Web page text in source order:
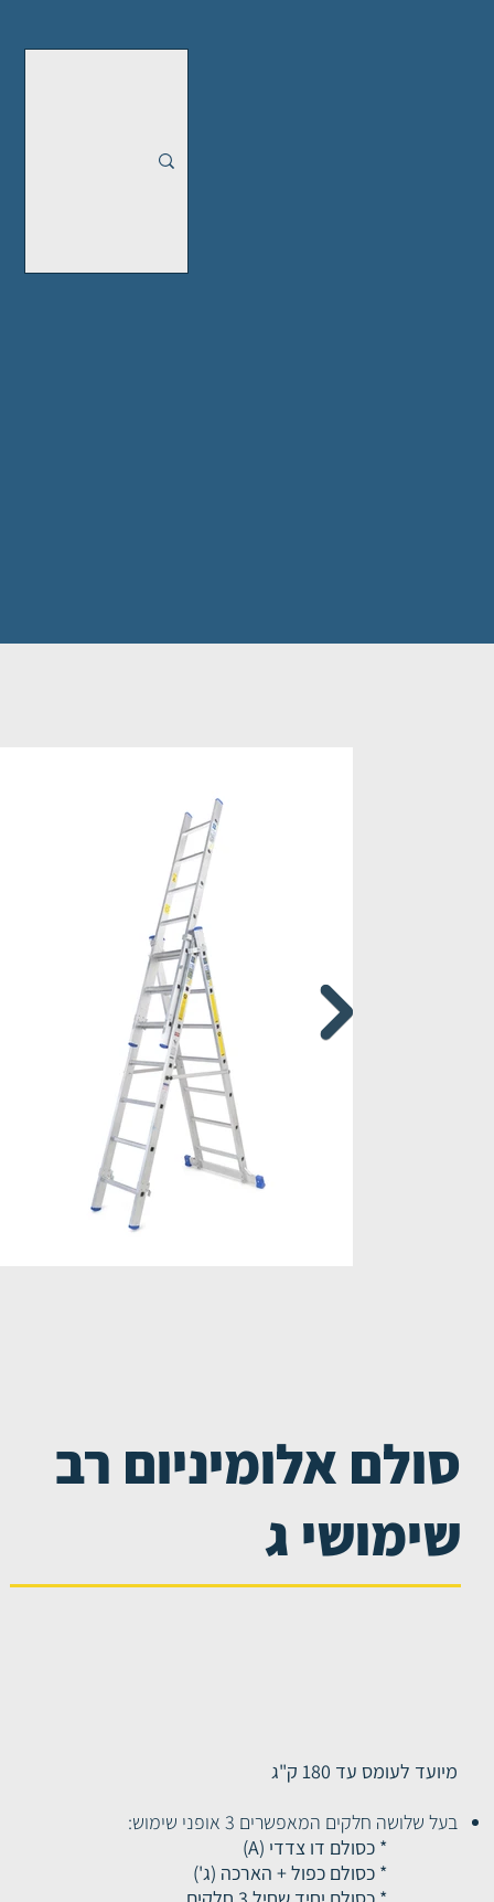
מיועד לעומס עד 180 ק"ג
בעל שלושה חלקים המאפשרים 3 אופני שימוש:
* כסולם דו צדדי (A)
* כסולם כפול + הארכה (ג')
סולם אלומיניום רב
שימושי ג
סולם רב שימושי (ג')
סולמות אלומיניום מקצועיים